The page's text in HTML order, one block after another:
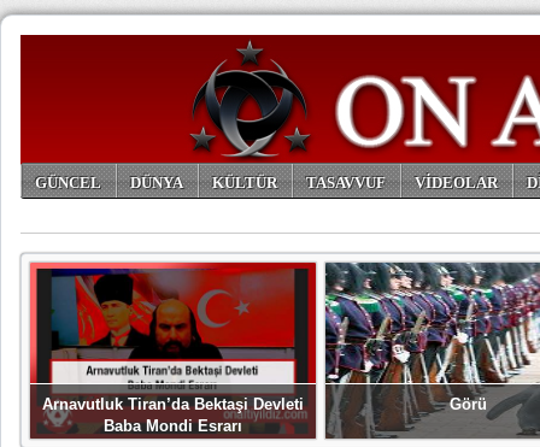
GÜNCEL DÜNYA KÜLTÜR TASAVVUF VİDEOLAR
Arnavutluk Tiran’da Bektaşi Devleti
Baba Mondi Esrarı
Görü